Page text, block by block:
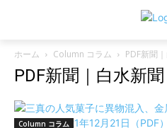
ホーム Column コラム PDF新聞
PDF新聞｜白水新
Column コラム